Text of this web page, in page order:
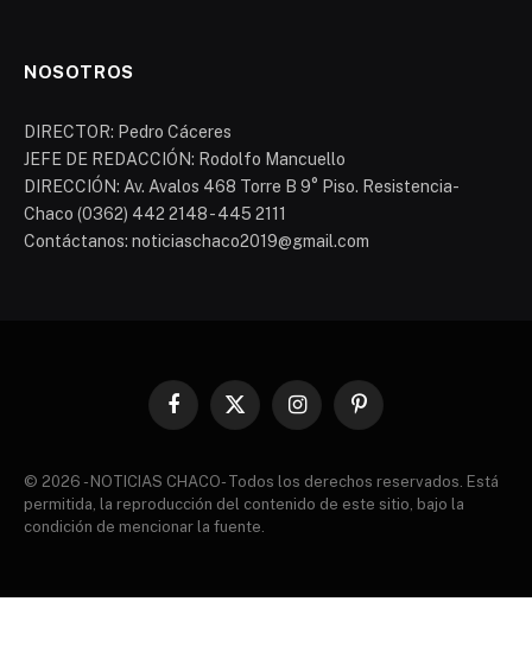
NOSOTROS
DIRECTOR: Pedro Cáceres
JEFE DE REDACCIÓN: Rodolfo Mancuello
DIRECCIÓN: Av. Avalos 468 Torre B 9° Piso. Resistencia-
Chaco (0362) 442 2148 - 445 2111
Contáctanos: noticiaschaco2019@gmail.com
Facebook
X
InstagramPinterest
© 2026 - NOTICIAS CHACO- Todos los derechos reservados. Está
permitida, la reproducción del contenido de este sitio, bajo la
condición de mencionar la fuente.